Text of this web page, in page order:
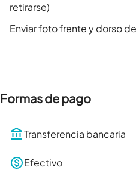
retirarse)
Enviar foto frente y dorso
Formas de pago
Transferencia bancaria
Efectivo